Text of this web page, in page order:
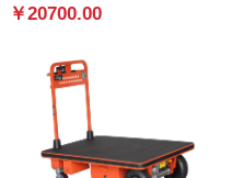
￥20700.00